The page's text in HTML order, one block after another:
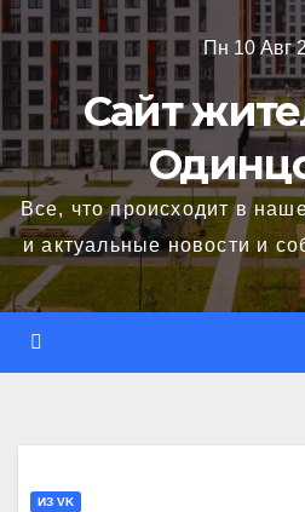
Перейти
содержимому
Пн 10 Авг
Сайт
Все, что происходит в
и актуальные новости и
ИЗ VK